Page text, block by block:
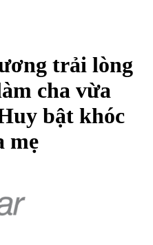
trải lòng
cha vừa
bật khóc
mẹ